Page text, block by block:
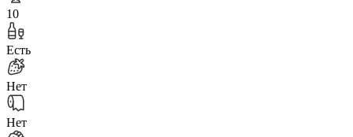
10
Есть
Нет
Нет